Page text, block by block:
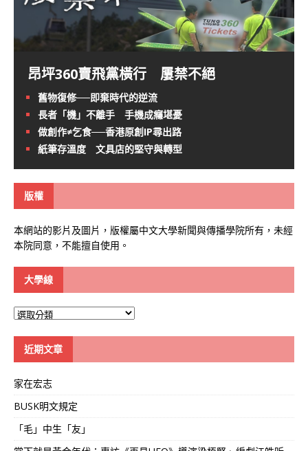
昂坪360賣飛黨橫行 屢禁不絕
舊物復修──即棄時代的逆流
長者「機」不離手 手機成癮堪憂
做創作≠乞食──香港原創IP尋出路
紙筆存溫度 文具店的堅守與轉型
版權
本網站的影片及圖片，版權屬中文大學新聞與傳播學院所有，未經
本院同意，不能擅自使用。
大學線
大
近期文章
家在宏志
BUSK明文規定
「毛」中生「友」